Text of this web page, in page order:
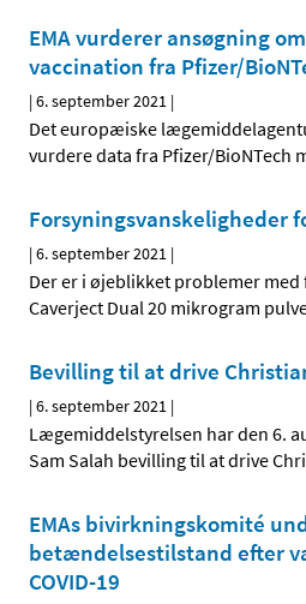
EMA vurderer ansøgning
vaccination fra Pfizer/
|6. september 2021 |
Det europæiske
vurdere data fra Pfizer/BioNTech
Forsyningsvanskeligheder
|6. september 2021 |
Der er i øjeblikket problemer
Caverject Dual 20 mikrogram
Bevilling til at drive
|6. september 2021 |
Lægemiddelstyrelsen har den 6.
Sam Salah bevilling til at drive
EMAs bivirkningskomité
betændelsestilstand efter
COVID-19